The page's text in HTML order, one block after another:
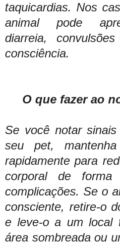
taquicardias. Nos
animal pode
diarreia,
consciência.
O que fazer ao
Se você notar
seu pet,
rapidamente para
corporal de forma
complicações. Se o
consciente, retire-o
e leve-o a um local
área sombreada ou